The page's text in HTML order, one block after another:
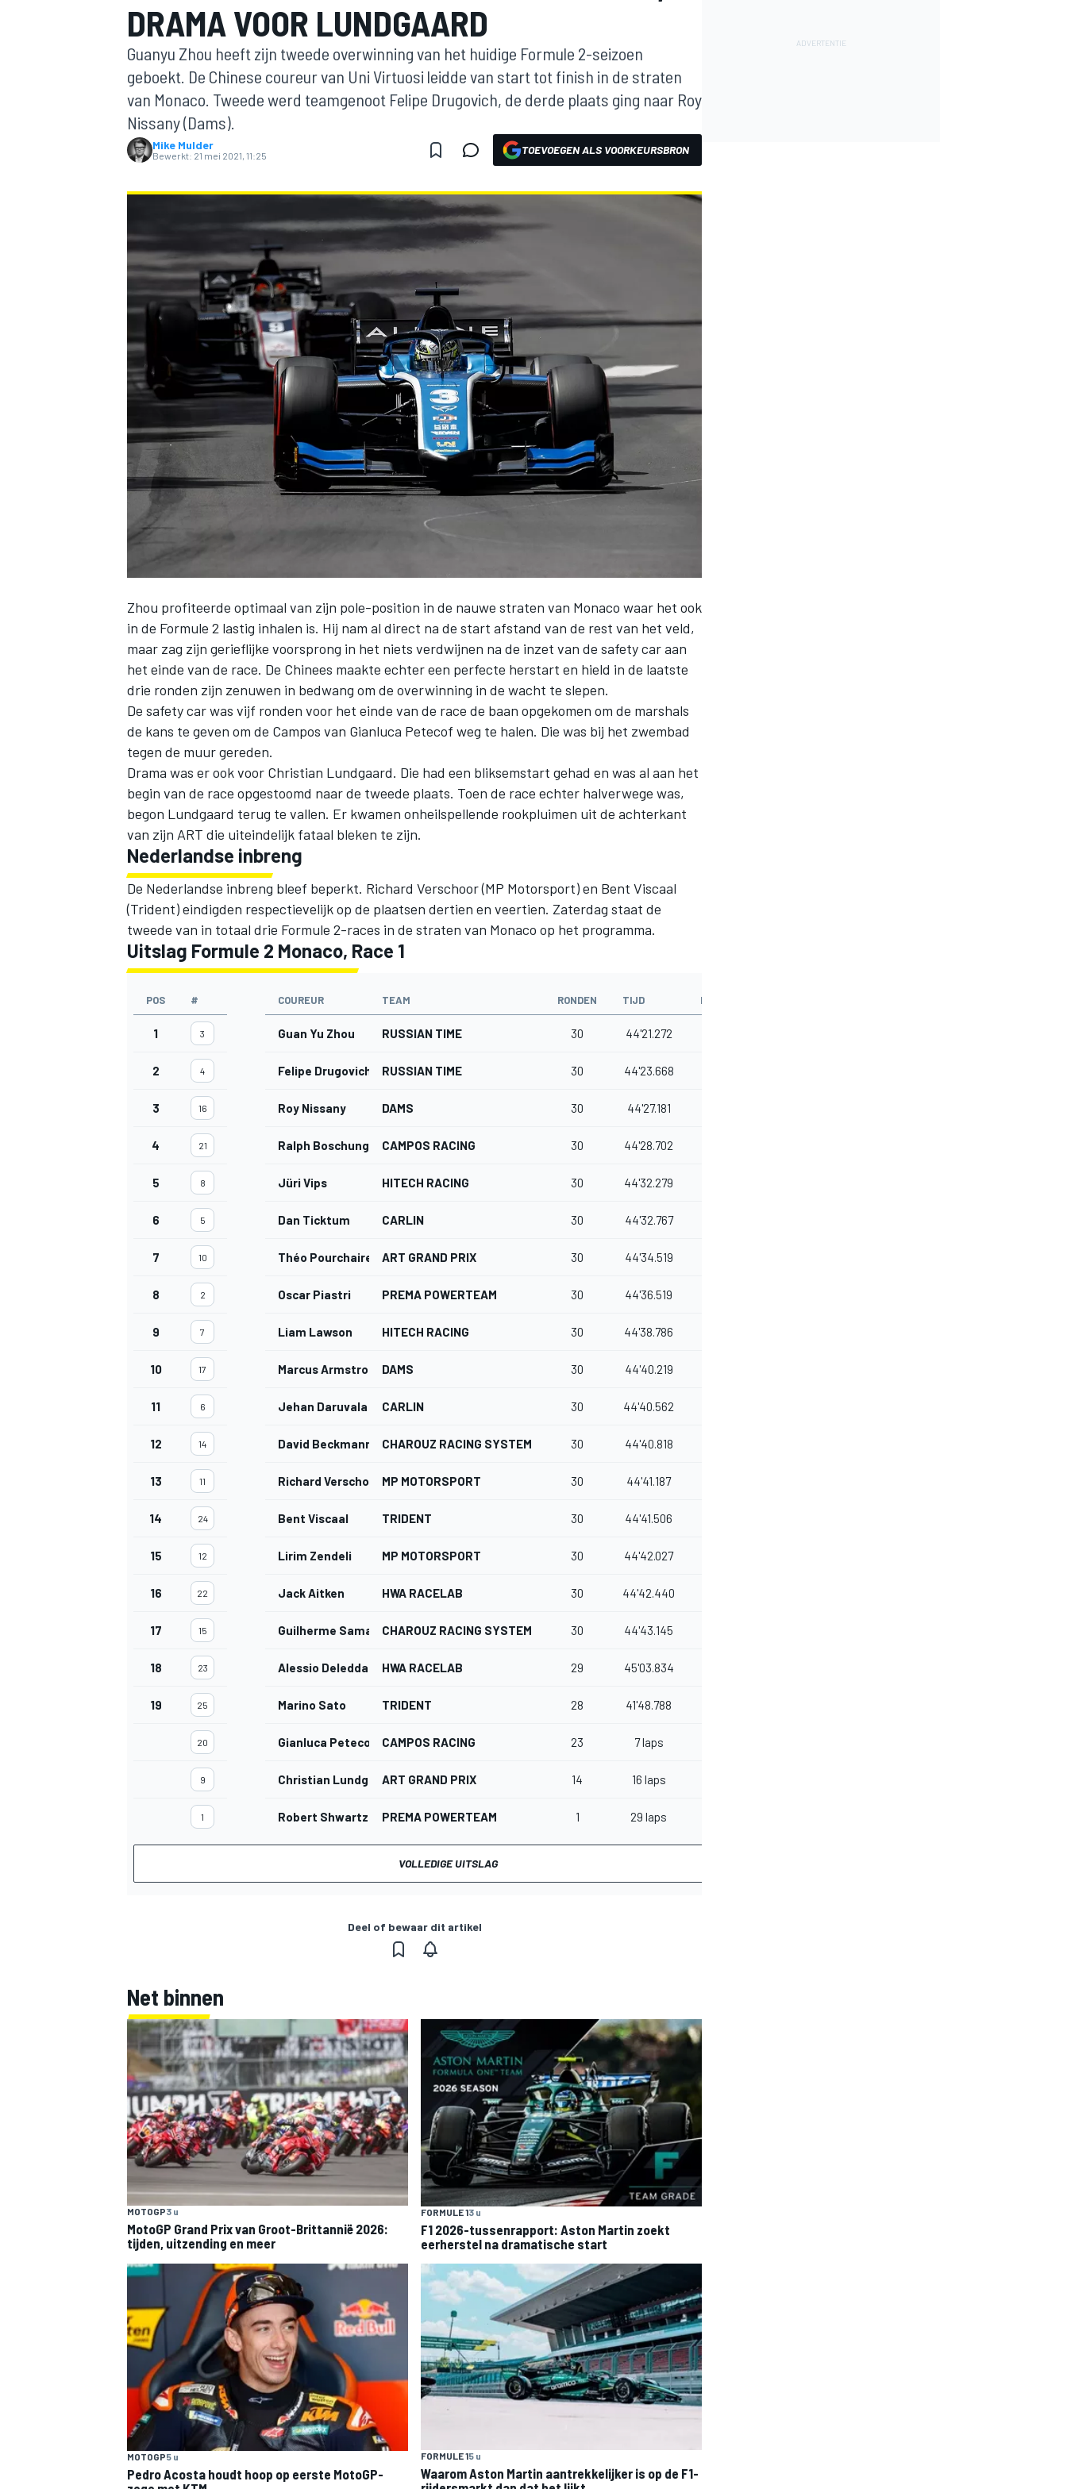
WEC DTM
DRAMA VOOR LUNDGAARD
Guanyu Zhou heeft zijn tweede overwinning van het huidige Formule 2-seizoen
geboekt. De Chinese coureur van Uni Virtuosi leidde van start tot finish in de straten
van Monaco. Tweede werd teamgenoot Felipe Drugovich, de derde plaats ging naar Roy
Nissany (Dams).
Mike Mulder
Bewerkt: 21 mei 2021, 11:25 TOEVOEGEN ALS VOORKEURSBRON
Zhou profiteerde optimaal van zijn pole-position in de nauwe straten van Monaco waar het ook
in de Formule 2 lastig inhalen is. Hij nam al direct na de start afstand van de rest van het veld,
maar zag zijn gerieflijke voorsprong in het niets verdwijnen na de inzet van de safety car aan
het einde van de race. De Chinees maakte echter een perfecte herstart en hield in de laatste
drie ronden zijn zenuwen in bedwang om de overwinning in de wacht te slepen.
De safety car was vijf ronden voor het einde van de race de baan opgekomen om de marshals
de kans te geven om de Campos van Gianluca Petecof weg te halen. Die was bij het zwembad
tegen de muur gereden.
Drama was er ook voor Christian Lundgaard. Die had een bliksemstart gehad en was al aan het
begin van de race opgestoomd naar de tweede plaats. Toen de race echter halverwege was,
begon Lundgaard terug te vallen. Er kwamen onheilspellende rookpluimen uit de achterkant
van zijn ART die uiteindelijk fataal bleken te zijn.
Nederlandse inbreng
De Nederlandse inbreng bleef beperkt. Richard Verschoor (MP Motorsport) en Bent Viscaal
(Trident) eindigden respectievelijk op de plaatsen dertien en veertien. Zaterdag staat de
tweede van in totaal drie Formule 2-races in de straten van Monaco op het programma.
Uitslag Formule 2 Monaco, Race 1
POS # COUREUR TEAM RONDEN TIJD INTERVAL
1 3 Guan Yu Zhou RUSSIAN TIME 30 44'21.272
2 4 Felipe Drugovich RUSSIAN TIME 30 44'23.668
3 16 Roy Nissany DAMS 30 44'27.181
4 21 Ralph Boschung CAMPOS RACING 30 44'28.702
5 8 Jüri Vips HITECH RACING 30 44'32.279
6 5 Dan Ticktum CARLIN 30 44'32.767
7 10 Théo Pourchaire ART GRAND PRIX 30 44'34.519
8 2 Oscar Piastri PREMA POWERTEAM 30 44'36.519
9 7 Liam Lawson HITECH RACING 30 44'38.786
10 17 Marcus ArmstrongDAMS 30 44'40.219
11 6 Jehan Daruvala CARLIN 30 44'40.562
12 14 David Beckmann CHAROUZ RACING SYSTEM 30 44'40.818
13 11 Richard Verschoor MP MOTORSPORT 30 44'41.187
14 24 Bent Viscaal TRIDENT 30 44'41.506
15 12 Lirim Zendeli MP MOTORSPORT 30 44'42.027
16 22 Jack Aitken HWA RACELAB 30 44'42.440
17 15 Guilherme SamaiaCHAROUZ RACING SYSTEM 30 44'43.145
18 23 Alessio Deledda HWA RACELAB 29 45'03.834
19 25 Marino Sato TRIDENT 28 41'48.788
20 Gianluca Petecof CAMPOS RACING 23 7 laps
9 Christian LundgaardART GRAND PRIX 14 16 laps
1 Robert ShwartzmanPREMA POWERTEAM 1 29 laps
VOLLEDIGE UITSLAG
Deel of bewaar dit artikel
Net binnen
MOTOGP3 u
MotoGP Grand Prix van Groot-Brittannië 2026:
tijden, uitzending en meer
FORMULE 13 u
F1 2026-tussenrapport: Aston Martin zoekt
eerherstel na dramatische start
MOTOGP5 u
Pedro Acosta houdt hoop op eerste MotoGP-
FORMULE 15 u
Waarom Aston Martin aantrekkelijker is op de F1-